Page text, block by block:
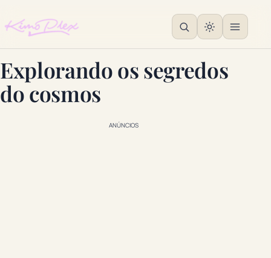
Explorando os segredos
do cosmos
ANÚNCIOS